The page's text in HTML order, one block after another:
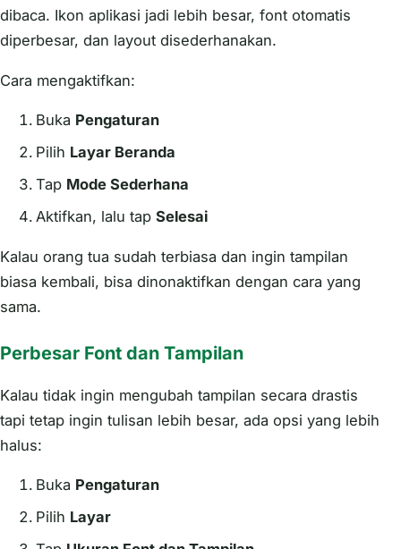
dibaca. Ikon aplikasi jadi lebih besar, font otomatis
diperbesar, dan layout disederhanakan.
Cara mengaktifkan:
Buka Pengaturan
Pilih Layar Beranda
Tap Mode Sederhana
Aktifkan, lalu tap Selesai
Kalau orang tua sudah terbiasa dan ingin tampilan
biasa kembali, bisa dinonaktifkan dengan cara yang
sama.
Perbesar Font dan Tampilan
Kalau tidak ingin mengubah tampilan secara drastis
tapi tetap ingin tulisan lebih besar, ada opsi yang lebih
halus:
Buka Pengaturan
Pilih Layar